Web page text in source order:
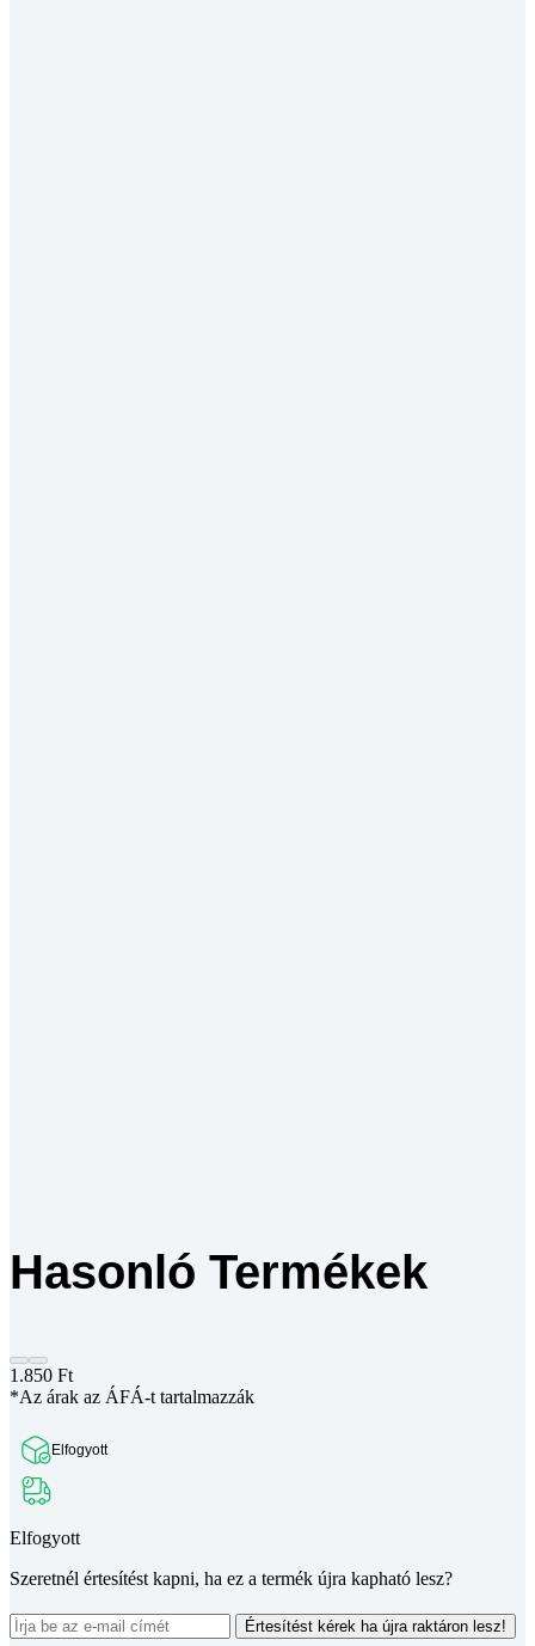
Hasonló Termékek
1.850 Ft
*Az árak az ÁFÁ-t tartalmazzák
Elfogyott
Elfogyott
Szeretnél értesítést kapni, ha ez a termék újra kapható lesz?
Értesítést kérek ha újra raktáron lesz!